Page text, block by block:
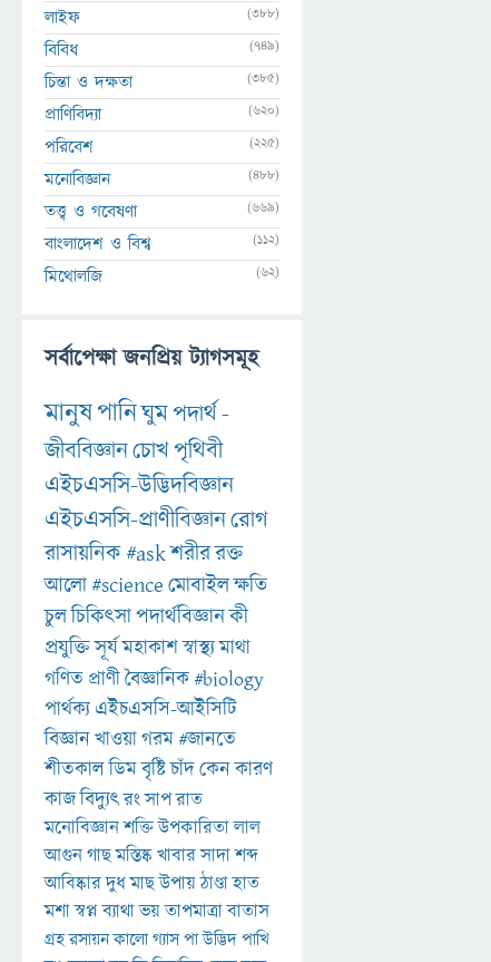
লাইফ (388)
বিবিধ (749)
চিন্তা ও দক্ষতা (385)
প্রাণিবিদ্যা (620)
পরিবেশ (225)
মনোবিজ্ঞান (488)
তত্ত্ব ও গবেষণা (669)
বাংলাদেশ ও বিশ্ব (112)
মিথোলজি (62)
সর্বাপেক্ষা জনপ্রিয় ট্যাগসমূহ
মানুষপানিঘুমপদার্থ-
জীববিজ্ঞানচোখপৃথিবী
এইচএসসি-উদ্ভিদবিজ্ঞান
এইচএসসি-প্রাণীবিজ্ঞানরোগ
রাসায়নিক#askশরীররক্ত
আলো#scienceমোবাইলক্ষতি
চুলচিকিৎসাপদার্থবিজ্ঞানকী
প্রযুক্তিসূর্যমহাকাশস্বাস্থ্যমাথা
গণিত প্রাণীবৈজ্ঞানিক#biology
পার্থক্য এইচএসসি-আইসিটি
বিজ্ঞানখাওয়াগরম#জানতে
শীতকালডিমবৃষ্টিচাঁদকেনকারণ
কাজবিদ্যুৎরংসাপরাত
মনোবিজ্ঞানশক্তিউপকারিতালাল
আগুনগাছমস্তিষ্কখাবারসাদাশব্দ
আবিষ্কারদুধমাছউপায়ঠাণ্ডাহাত
মশাস্বপ্নব্যাথাভয়তাপমাত্রাবাতাস
গ্রহরসায়নকালোগ্যাসপাউদ্ভিদপাখি